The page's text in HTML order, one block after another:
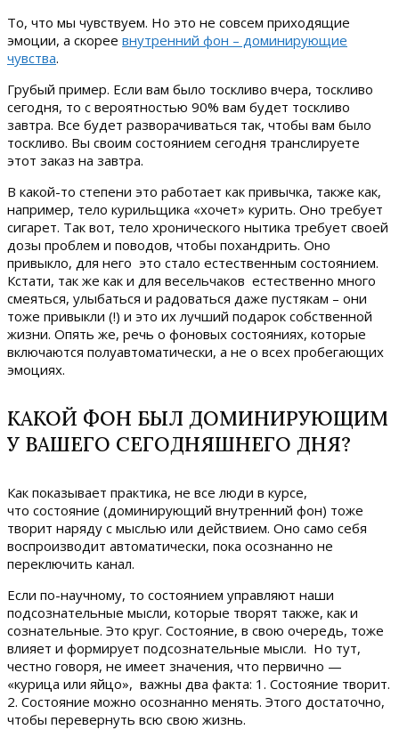
То, что мы чувствуем. Но это не совсем приходящие
эмоции, а скорее внутренний фон – доминирующие
чувства.
Грубый пример. Если вам было тоскливо вчера, тоскливо
сегодня, то с вероятностью 90% вам будет тоскливо
завтра. Все будет разворачиваться так, чтобы вам было
тоскливо. Вы своим состоянием сегодня транслируете
этот заказ на завтра.
В какой-то степени это работает как привычка, также как,
например, тело курильщика «хочет» курить. Оно требует
сигарет. Так вот, тело хронического нытика требует своей
дозы проблем и поводов, чтобы похандрить. Оно
привыкло, для него это стало естественным состоянием.
Кстати, так же как и для весельчаков естественно много
смеяться, улыбаться и радоваться даже пустякам – они
тоже привыкли (!) и это их лучший подарок собственной
жизни. Опять же, речь о фоновых состояниях, которые
включаются полуавтоматически, а не о всех пробегающих
эмоциях.
КАКОЙ ФОН БЫЛ ДОМИНИРУЮЩИМ
У ВАШЕГО СЕГОДНЯШНЕГО ДНЯ?
Как показывает практика, не все люди в курсе,
что состояние (доминирующий внутренний фон) тоже
творит наряду с мыслью или действием. Оно само себя
воспроизводит автоматически, пока осознанно не
переключить канал.
Если по-научному, то состоянием управляют наши
подсознательные мысли, которые творят также, как и
сознательные. Это круг. Состояние, в свою очередь, тоже
влияет и формирует подсознательные мысли. Но тут,
честно говоря, не имеет значения, что первично —
«курица или яйцо», важны два факта: 1. Состояние творит.
2. Состояние можно осознанно менять. Этого достаточно,
чтобы перевернуть всю свою жизнь.